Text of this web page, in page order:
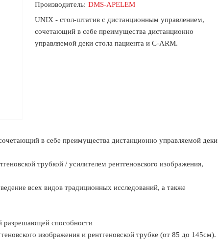
Производитель: DMS-APELEM
UNIX - стол-штатив с дистанционным управлением,
сочетающий в себе преимущества дистанционно
управляемой деки стола пациента и C-ARM.
в себе преимущества дистанционно управляемой деки
трубкой / усилителем рентгеновского изображения,
всех видов традиционных исследований, а также
разрешающей способности
изображения и рентгеновской трубке (от 85 до 145см).